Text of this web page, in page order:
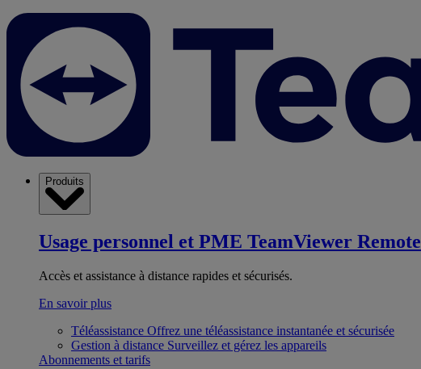
Produits
Usage personnel et PME TeamViewer Remote
Accès et assistance à distance rapides et sécurisés.
En savoir plus
Téléassistance Offrez une téléassistance instantanée et sécurisée
Gestion à distance Surveillez et gérez les appareils
Abonnements et tarifs